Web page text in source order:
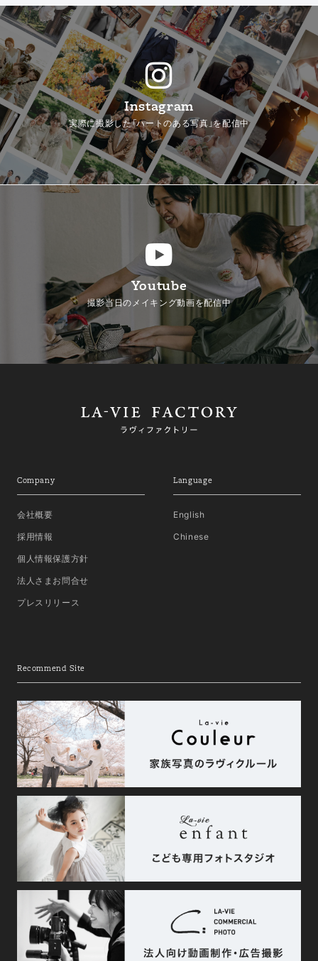
Instagram
実際に撮影した「ハートのある写真」を配信中
Youtube
撮影当日のメイキング動画を配信中
Company
会社概要
採用情報
個人情報保護方針
法人さまお問合せ
プレスリリース
Language
English
Chinese
Recommend Site